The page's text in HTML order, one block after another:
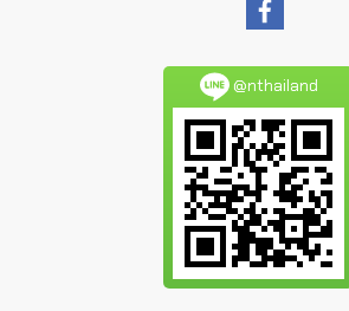
@nthailand